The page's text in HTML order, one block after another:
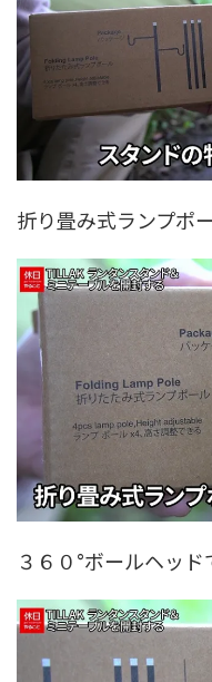
折り畳み式ランプポ
３６０°ボールヘッド